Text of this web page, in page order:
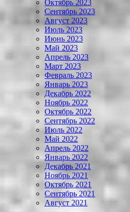
Октябрь 2023
Сентябрь 2023
Август 2023
Июль 2023
Июнь 2023
Май 2023
Апрель 2023
Март 2023
Февраль 2023
Январь 2023
Декабрь 2022
Ноябрь 2022
Октябрь 2022
Сентябрь 2022
Июль 2022
Май 2022
Апрель 2022
Январь 2022
Декабрь 2021
Ноябрь 2021
Октябрь 2021
Сентябрь 2021
Август 2021